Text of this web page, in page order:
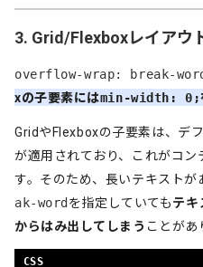
3. Grid/Flexboxレイアウ
overflow-wrap: break-
xの子要素にはmin-width: 0;
GridやFlexboxの子要素は、デ
が適用されており、これがコ
す。そのため、長いテキストが
ak-word を指定していてもテキ
からはみ出してしまう ことがあ